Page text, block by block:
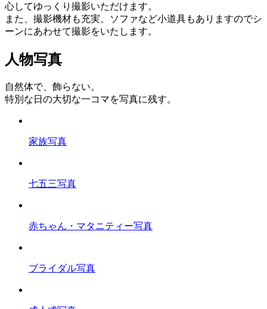
心してゆっくり撮影いただけます。
また、撮影機材も充実。ソファなど小道具もありますのでシ
ーンにあわせて撮影をいたします。
人物写真
自然体で、飾らない。
特別な日の大切な一コマを写真に残す。
家族写真
七五三写真
赤ちゃん・マタニティー写真
ブライダル写真